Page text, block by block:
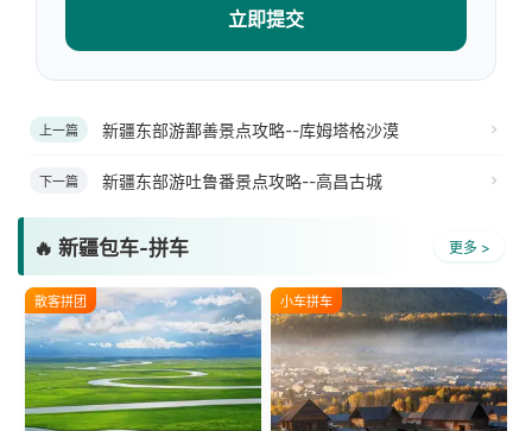
立即提交
上一篇 新疆东部游鄯善景点攻略--库姆塔格沙漠
下一篇 新疆东部游吐鲁番景点攻略--高昌古城
🔥 新疆包车-拼车 更多 >
散客拼团 小车拼车